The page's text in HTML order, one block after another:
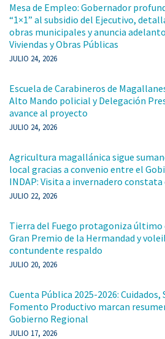
Mesa de Empleo: Gobernador
“1×1” al subsidio del Ejecutivo,
obras municipales y anuncia
Viviendas y Obras Públicas
JULIO 24, 2026
Escuela de Carabineros de
Alto Mando policial y Delegación
avance al proyecto
JULIO 24, 2026
Agricultura magallánica sigue
local gracias a convenio entre el
INDAP: Visita a invernadero constata
JULIO 22, 2026
Tierra del Fuego protagoniza último
Gran Premio de la Hermandad y
contundente respaldo
JULIO 20, 2026
Cuenta Pública 2025-2026: Cuidados,
Fomento Productivo marcan
Gobierno Regional
JULIO 17, 2026